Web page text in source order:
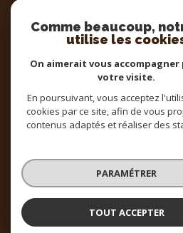
Adhérents
© 2026 | Tous droits réservés |
Google |
Nos honoraires
Plan du site
Admin
Nos liens
Comme beaucoup,
utilise les
On aimerait vous
votre visite.
En poursuivant, vous acceptez
cookies par ce site, afin de vous
contenus adaptés et réaliser des
PARAMÉTRER
TOUT ACCEPTER